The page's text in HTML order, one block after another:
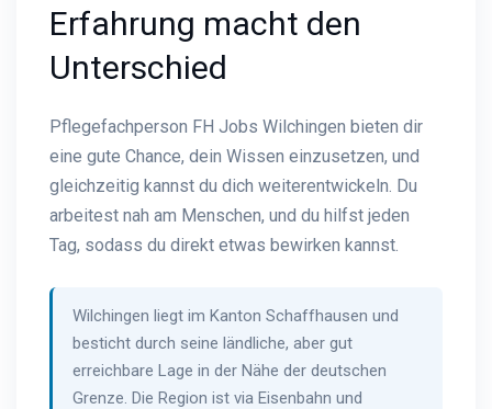
Erfahrung macht den
Unterschied
Pflegefachperson FH Jobs Wilchingen bieten dir
eine gute Chance, dein Wissen einzusetzen, und
gleichzeitig kannst du dich weiterentwickeln. Du
arbeitest nah am Menschen, und du hilfst jeden
Tag, sodass du direkt etwas bewirken kannst.
Wilchingen liegt im Kanton Schaffhausen und
besticht durch seine ländliche, aber gut
erreichbare Lage in der Nähe der deutschen
Grenze. Die Region ist via Eisenbahn und